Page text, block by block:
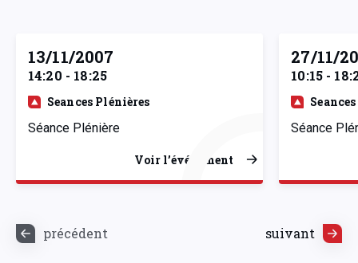
13/11/2007
14:20 - 18:25
Seances Plénières
Séance Plénière
Voir l’événement
27/11/
10:15 -
Séance
précédent suivant